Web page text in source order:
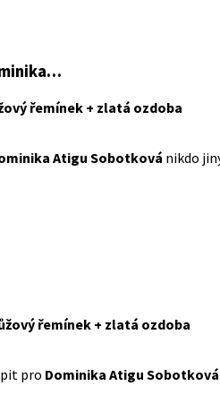
řemínek + zlatá ozdoba
Atigu Sobotková nikdo
řemínek + zlatá ozdoba
pro Dominika Atigu Sobotková